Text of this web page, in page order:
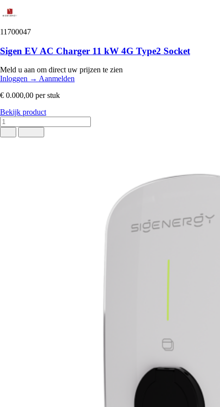
11700047
Sigen EV AC Charger 11 kW 4G Type2 Socket
Meld u aan om direct uw prijzen te zien
Inloggen → Aanmelden
€ 0.000,00 per stuk
Bekijk product